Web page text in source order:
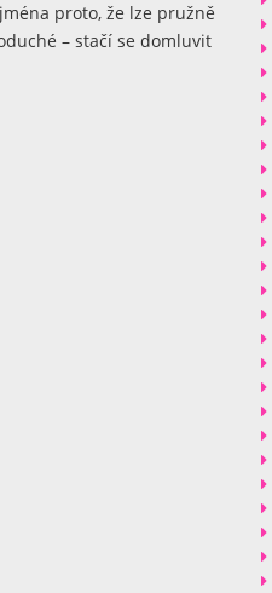
proto, že lze pružně
– stačí se domluvit